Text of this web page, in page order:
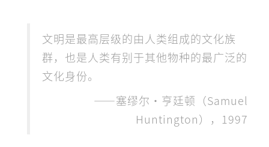
文明是最高层级的由人类组成的文化族
群，也是人类有别于其他物种的最广泛的
文化身份。
——塞缪尔·亨廷顿（Samuel
Huntington），1997